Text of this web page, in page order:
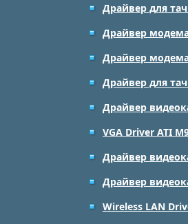
Драйвер для
Драйвер модема
Драйвер модема
Драйвер для
Драйвер
VGA Driver ATI
Драйвер
Драйвер
Wireless LAN